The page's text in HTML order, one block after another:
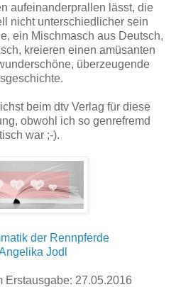
aufeinanderprallen lässt, die
nicht unterschiedlicher sein
ein Mischmasch aus Deutsch,
kreieren einen amüsanten
überzeugende
beim dtv Verlag für diese
obwohl ich so genrefremd
war ;-).
der Rennpferde
Jodl
Erstausgabe: 27.05.2016